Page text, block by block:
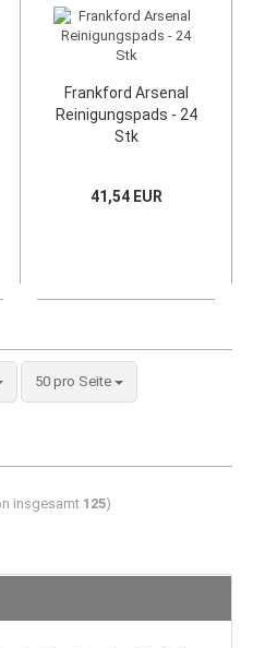
Frankford Arsenal
Reinigungspads - 24
Stk
41,54 EUR
50 pro Seite
insgesamt 125)